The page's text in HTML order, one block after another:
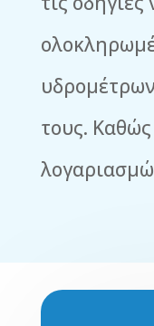
τους.